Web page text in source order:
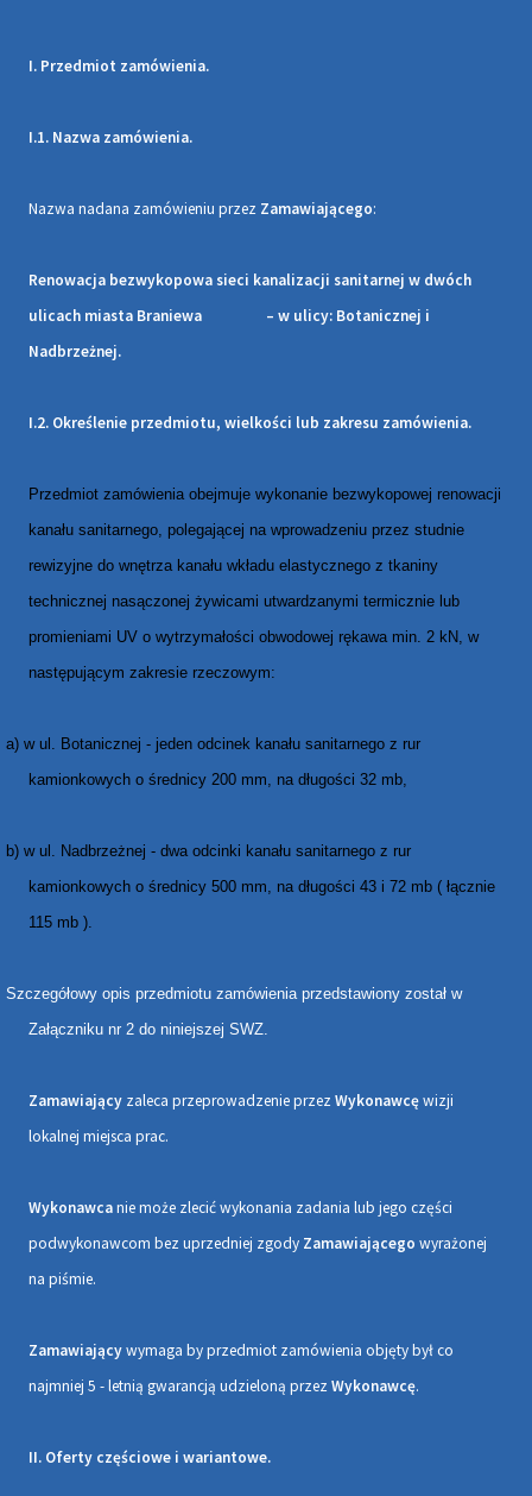
I. Przedmiot zamówienia.
I.1. Nazwa zamówienia.
Nazwa nadana zamówieniu przez Zamawiającego:
Renowacja bezwykopowa sieci kanalizacji sanitarnej w dwóch
ulicach miasta Braniewa – w ulicy: Botanicznej i
Nadbrzeżnej.
I.2. Określenie przedmiotu, wielkości lub zakresu zamówienia.
Przedmiot zamówienia obejmuje wykonanie bezwykopowej renowacji
kanału sanitarnego, polegającej na wprowadzeniu przez studnie
rewizyjne do wnętrza kanału wkładu elastycznego z tkaniny
technicznej nasączonej żywicami utwardzanymi termicznie lub
promieniami UV o wytrzymałości obwodowej rękawa min. 2 kN, w
następującym zakresie rzeczowym:
a) w ul. Botanicznej - jeden odcinek kanału sanitarnego z rur
kamionkowych o średnicy 200 mm, na długości 32 mb,
b) w ul. Nadbrzeżnej - dwa odcinki kanału sanitarnego z rur
kamionkowych o średnicy 500 mm, na długości 43 i 72 mb ( łącznie
115 mb ).
Szczegółowy opis przedmiotu zamówienia przedstawiony został w
Załączniku nr 2 do niniejszej SWZ.
Zamawiający zaleca przeprowadzenie przez Wykonawcęwizji
lokalnej miejsca prac.
Wykonawcanie może zlecić wykonania zadania lub jego części
podwykonawcom bez uprzedniej zgody Zamawiającego wyrażonej
na piśmie.
Zamawiającywymaga by przedmiot zamówienia objęty był co
najmniej 5 - letnią gwarancją udzieloną przez Wykonawcę.
II. Oferty częściowe i wariantowe.